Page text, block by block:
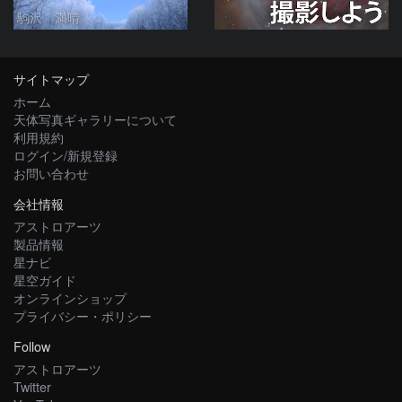
駒沢 満晴
サイトマップ
ホーム
天体写真ギャラリーについて
利用規約
ログイン/新規登録
お問い合わせ
会社情報
アストロアーツ
製品情報
星ナビ
星空ガイド
オンラインショップ
プライバシー・ポリシー
Follow
アストロアーツ
Twitter